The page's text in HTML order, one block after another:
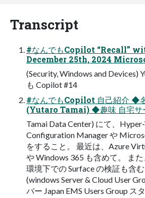
Transcript
#なんでもCopilot “Recall”
December 25th, 2024
(Security, Windows and Devices)
も Copilot #14
#なんでもCopilot 自己紹介 ◆
(Yutaro Tamai) ◆趣味 自宅サ
Tamai Data Center) にて、Hyper-
Configuration Manager や
をすること。 最近は、Azure
や Windows 365 も含めて。 ま
環境下での Surface の検証も含
(windows Server & Cloud User
バー Japan EMS Users Group ス